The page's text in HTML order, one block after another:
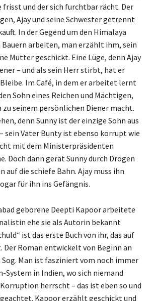
frisst und der sich furchtbar rächt. Der
Ajay und seine Schwester getrennt
In der Gegend um den Himalaya
Bauern arbeiten, man erzählt ihm, sein
Mutter geschickt. Eine Lüge, denn Ajay
– und als sein Herr stirbt, hat er
Im Café, in dem er arbeitet lernt
Sohn eines Reichen und Mächtigen,
seinem persönlichen Diener macht.
denn Sunny ist der einzige Sohn aus
sein Vater Bunty ist ebenso korrupt wie
mit dem Ministerpräsidenten
Doch dann gerät Sunny durch Drogen
auf die schiefe Bahn. Ajay muss ihn
für ihn ins Gefängnis.
geborene Deepti Kapoor arbeitete
ehe sie als Autorin bekannt
ist das erste Buch von ihr, das auf
Der Roman entwickelt von Beginn an
Man ist fasziniert vom noch immer
System in Indien, wo sich niemand
herrscht – das ist eben so und
Kapoor erzählt geschickt und